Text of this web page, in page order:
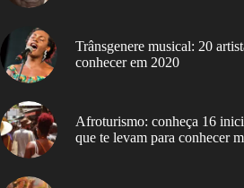
Trânsgenere musical: 20
conhecer em 2020
Afroturismo: conheça 16
que te levam para conhecer